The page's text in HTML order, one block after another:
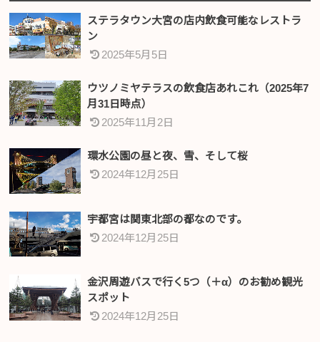
ステラタウン大宮の店内飲食可能なレストラ
ン
2025年5月5日
ウツノミヤテラスの飲食店あれこれ（2025年7
月31日時点）
2025年11月2日
環水公園の昼と夜、雪、そして桜
2024年12月25日
宇都宮は関東北部の都なのです。
2024年12月25日
金沢周遊バスで行く5つ（＋α）のお勧め観光
スポット
2024年12月25日